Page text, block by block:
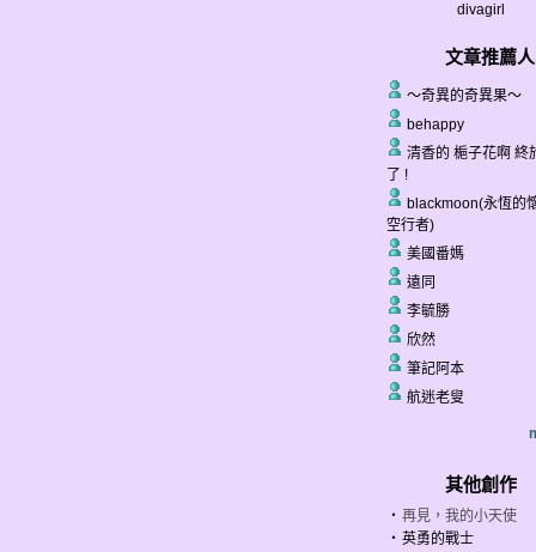
divagirl
文章推薦人
～奇異的奇異果～
behappy
清香的 梔子花啊 終
了 !
blackmoon(永恆的
空行者)
美國番媽
遠同
李毓勝
欣然
筆記阿本
航迷老叟
其他創作
‧ 再見，我的小天使
‧ 英勇的戰士